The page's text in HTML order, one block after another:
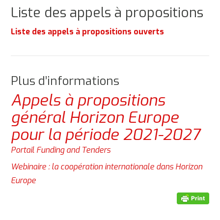
Liste des appels à propositions
Liste des appels à propositions ouverts
Plus d’informations
Appels à propositions
général Horizon Europe
pour la période 2021-2027
Portail Funding and Tenders
Webinaire : la coopération internationale dans Horizon
Europe